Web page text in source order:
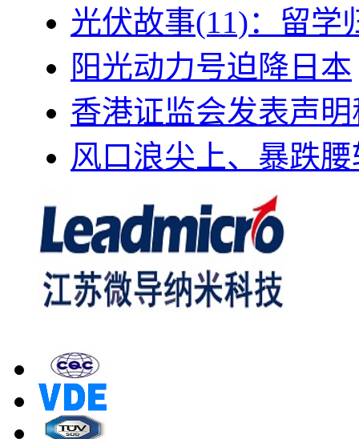
光伏故事(11)：留学
阳光动力号迫降日本
香港证监会发表声
风口浪尖上、暴跌